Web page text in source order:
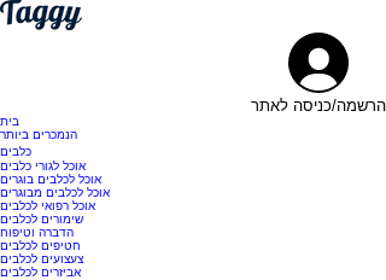
הרשמה/כניסה לאתר
בית
הנמכרים ביותר
כלבים
אוכל לגורי כלבים
אוכל לכלבים בוגרים
אוכל לכלבים מבוגרים
אוכל רפואי לכלבים
שימורים לכלבים
הדברה וטיפוח
חטיפים לכלבים
צעצועים לכלבים
אביזרים לכלבים